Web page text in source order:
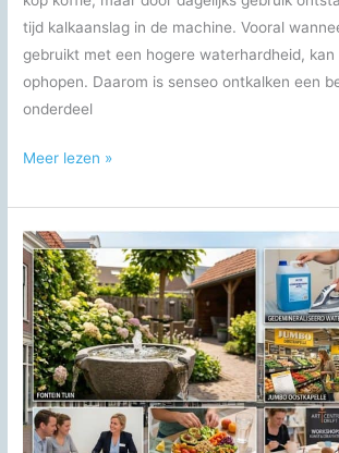
tijd kalkaanslag in de machine. Vooral
gebruikt met een hogere waterhardheid, kan
ophopen. Daarom is senseo ontkalken een
onderdeel
Senseo
complete
handleiding
voor
een
schone
en
goed
werkende
koffiemachine
Meer lezen »